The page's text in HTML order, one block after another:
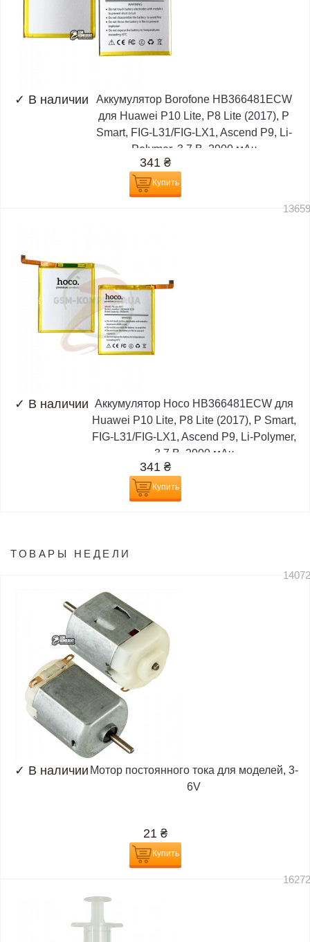
✓ В наличии
Аккумулятор Borofone HB366481ECW
для Huawei P10 Lite, P8 Lite (2017), P
Smart, FIG-L31/FIG-LX1, Ascend P9, Li-
Polymer, 3,7 В, 2900 мАч
341 ₴
Купить
✓ В наличии Аккумулятор Hoco HB366481ECW для
Huawei P10 Lite, P8 Lite (2017), P Smart,
FIG-L31/FIG-LX1, Ascend P9, Li-Polymer,
3,7 В, 2900 мАч
341 ₴
Купить
ТОВАРЫ НЕДЕЛИ
✓ В наличии Мотор постоянного тока для моделей, 3-
6V
21 ₴
Купить